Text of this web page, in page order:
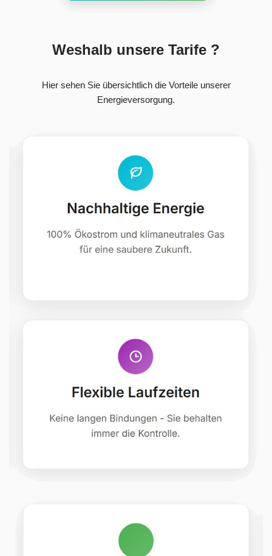
Weshalb unsere Tarife ?
Hier sehen Sie übersichtlich die Vorteile unserer
Energieversorgung.